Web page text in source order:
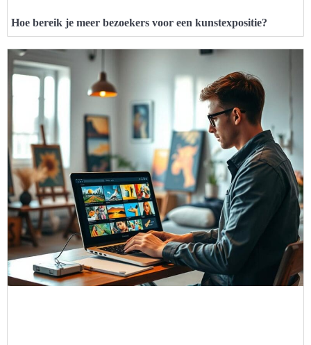
Hoe bereik je meer bezoekers voor een kunstexpositie?